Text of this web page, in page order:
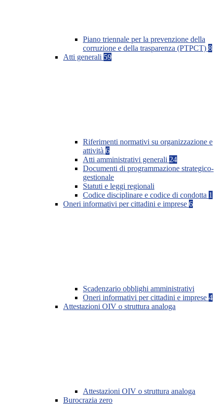
Piano triennale per la prevenzione della
corruzione e della trasparenza (PTPCT) 8
Atti generali 59
Riferimenti normativi su organizzazione e
attività 6
Atti amministrativi generali 24
Documenti di programmazione strategico-
gestionale
Statuti e leggi regionali
Codice disciplinare e codice di condotta 1
Oneri informativi per cittadini e imprese 6
Scadenzario obblighi amministrativi
Oneri informativi per cittadini e imprese 4
Attestazioni OIV o struttura analoga
Attestazioni OIV o struttura analoga
Burocrazia zero